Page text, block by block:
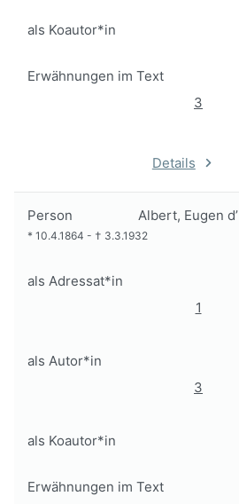
als Koautor*in
Erwähnungen im Text
3
Details
Person Albert, Eugen d’
* 10.4.1864 - † 3.3.1932
als Adressat*in
1
als Autor*in
3
als Koautor*in
Erwähnungen im Text